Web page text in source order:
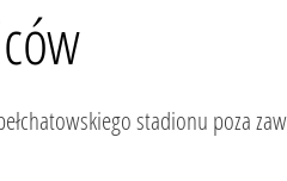
stadionu poza